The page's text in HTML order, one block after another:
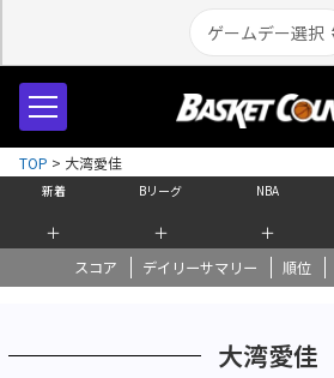
新着
＋
Bリーグ
＋
NBA
＋
スコア デイリーサマリー 順位
TOP > 大湾愛佳
大湾愛佳